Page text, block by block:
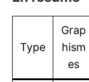
Type
Grap
hism
es